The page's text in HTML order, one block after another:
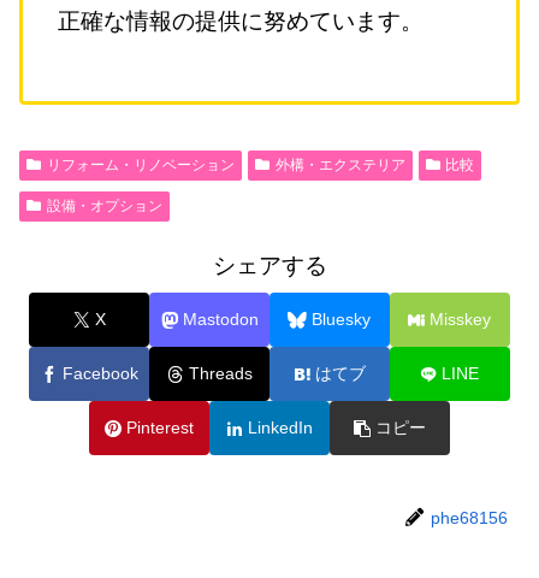
正確な情報の提供に努めています。
リフォーム・リノベーション 外構・エクステリア 比較
設備・オプション
シェアする
X Mastodon Bluesky Misskey
Facebook Threads はてブ LINE
Pinterest LinkedIn コピー
phe68156